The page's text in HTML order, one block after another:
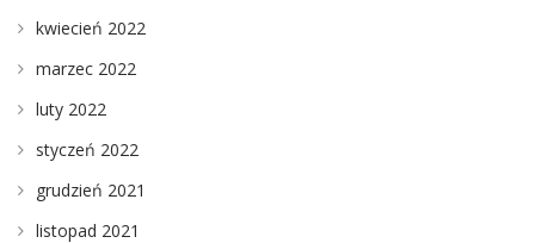
kwiecień 2022
marzec 2022
luty 2022
styczeń 2022
grudzień 2021
listopad 2021